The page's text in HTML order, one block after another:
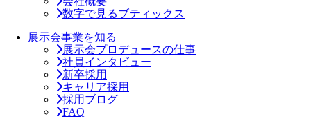
数字で見るブティックス
展示会事業を知る
展示会プロデュースの仕事
社員インタビュー
新卒採用
キャリア採用
採用ブログ
FAQ